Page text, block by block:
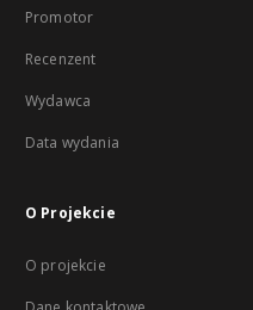
Promotor
Recenzent
Wydawca
Data wydania
O Projekcie
O projekcie